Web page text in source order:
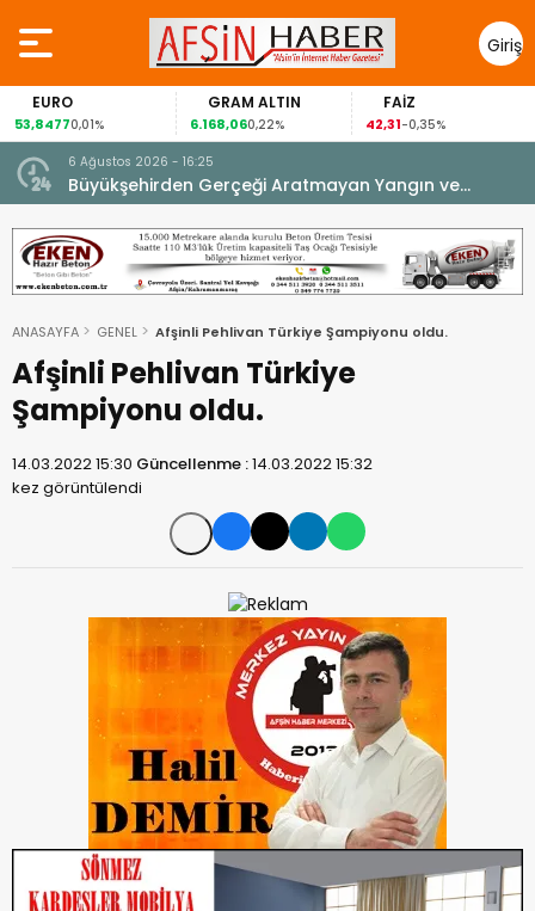
Giriş
Yap
EURO
53,84770,01%
GRAM ALTIN
6.168,060,22%
FAİZ
42,31-0,35%
6 Ağustos 2026 - 16:25
Büyükşehirden Gerçeği Aratmayan Yangın ve
Kurtarma Tatbikatı.
ANASAYFA GENEL Afşinli Pehlivan Türkiye Şampiyonu oldu.
Afşinli Pehlivan Türkiye
Şampiyonu oldu.
14.03.2022 15:30 Güncellenme :14.03.2022 15:32
kez görüntülendi